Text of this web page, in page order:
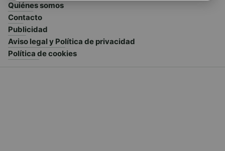
Quiénes somos
Contacto
Publicidad
Aviso legal y Política de privacidad
Política de cookies